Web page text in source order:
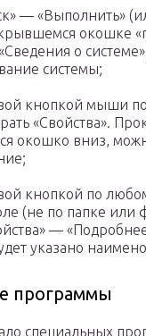
— «Выполнить»
окошке
о
системы;
кнопкой мыши
«Свойства».
окошко вниз,
кнопкой по
(не по папке или
—
указано
программы
специальных